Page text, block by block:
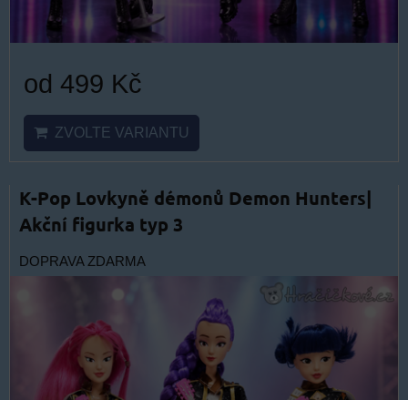
od 499 Kč
ZVOLTE VARIANTU
K-Pop Lovkyně démonů Demon Hunters|
Akční figurka typ 3
DOPRAVA ZDARMA